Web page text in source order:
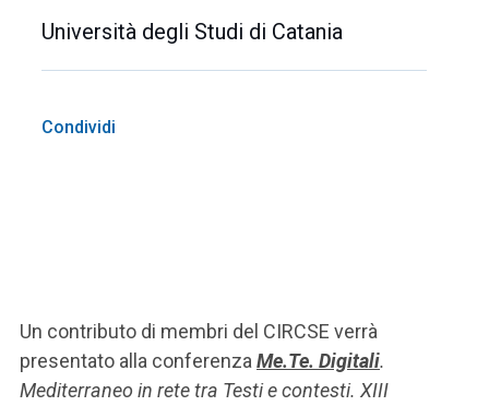
Università degli Studi di Catania
Condividi
Un contributo di membri del CIRCSE verrà
presentato alla conferenza Me.Te. Digitali.
Mediterraneo in rete tra Testi e contesti. XIII